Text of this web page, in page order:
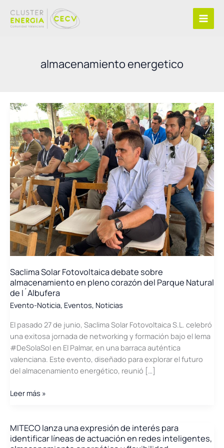
contenido
almacenamiento energetico
Saclima Solar Fotovoltaica debate sobre
almacenamiento en pleno corazón del Parque Natural
de l´Albufera
Evento-Noticia, Eventos, Noticias
El pasado 27 de junio, Saclima Solar Fotovoltaica S.L. celebró
una exitosa jornada de networking y formación bajo el lema
#DeSolaSol en El Palmar, en una barraca auténtica
valenciana. Este evento, diseñado para explorar el futuro
del almacenamiento energético, reunió […]
Saclima
debate
sobre
Leer más »
MITECO lanza una expresión de interés para
identificar líneas de actuación en redes inteligentes,